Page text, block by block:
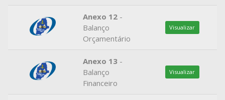
Anexo 12 -
Balanço
Orçamentário
Visualizar
Anexo 13 -
Balanço
Financeiro
Visualizar